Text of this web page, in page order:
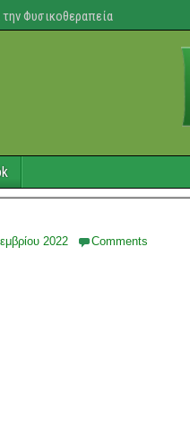
την Φυσικοθεραπεία
2022 Comments